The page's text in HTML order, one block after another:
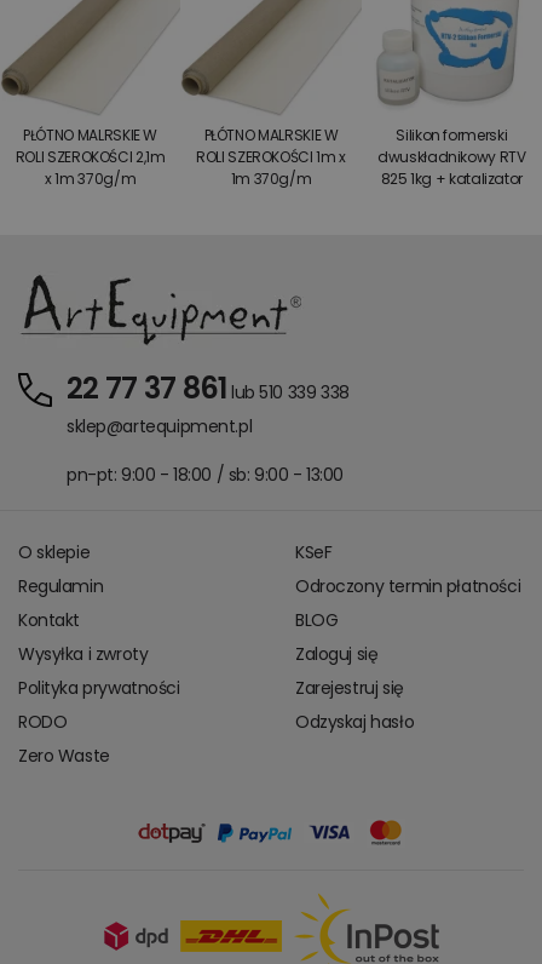
PŁÓTNO MALRSKIE W
ROLI SZEROKOŚCI 2,1m
x 1m 370g/m
PŁÓTNO MALRSKIE W
ROLI SZEROKOŚCI 1m x
1m 370g/m
Silikon formerski
dwuskładnikowy RTV
825 1kg + katalizator
22 77 37 861 lub 510 339 338
sklep@artequipment.pl
pn-pt: 9:00 - 18:00 / sb: 9:00 - 13:00
O sklepie
Regulamin
Kontakt
Wysyłka i zwroty
Polityka prywatności
RODO
Zero Waste
KSeF
Odroczony termin płatności
BLOG
Zaloguj się
Zarejestruj się
Odzyskaj hasło